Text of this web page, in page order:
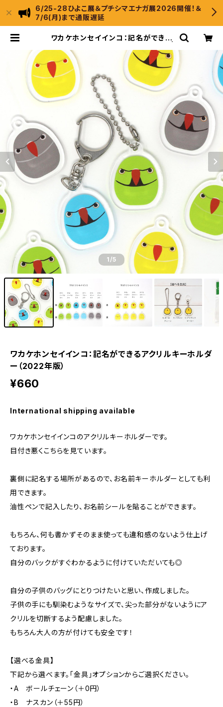
6/25-28ひよこ展＆プチシマエナガ展2026開催！＆
7/6(月)まで通販遅延
ワカケホンセイインコ：記名ができる
ひよこのもり工房 WebShop
1/5
ワカケホンセイインコ：記名ができるアクリルキーホルダ
ー（2022年版）
¥660
International shipping available
ワカケホンセイインコのアクリルキーホルダーです。
目付き悪くこちらを見ています。
裏側に記名する場所があるので、お名前キーホルダーとしても利
用できます。
油性ペンで記入したり、お名前シールを貼ることができます。
もちろん、何も書かずそのまま使っても違和感のないよう仕上げ
ております。
自分のバックがすぐわかるように付けていただいても◎
自分の子供のバッグにとりつけたいと思い、作成しました。
子供の手にも馴染むようなサイズで、尖った部分がないようにア
クリルを切断するよう配慮しました。
もちろん大人の方が付けても安全です！
【選べる金具】
下記から選べます。「金具」オプションからご選択ください。
・A ボールチェーン（＋0円）
・B ナスカン（＋55円）